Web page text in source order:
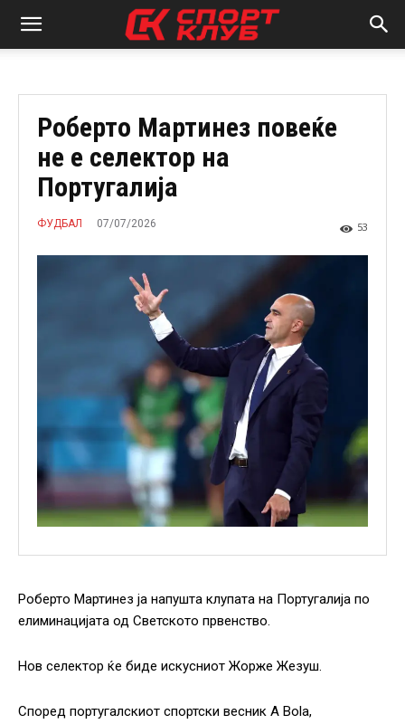
Роберто Мартинез повеќе
не е селектор на
Португалија
ФУДБАЛ 07/07/2026 53
Роберто Мартинез ја напушта клупата на Португалија по
елиминацијата од Светското првенство.
Нов селектор ќе биде искусниот Жорже Жезуш.
Според португалскиот спортски весник A Bola,